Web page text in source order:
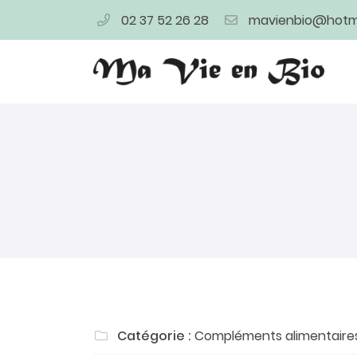
02 37 52 26 28
4 bis rue de la Herse
28400 Nogent Le Rotrou
02 37 52 26 28
 Catégorie : Compléments